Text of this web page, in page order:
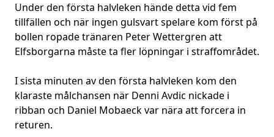
Under den första halvleken hände detta vid fem
tillfällen och när ingen gulsvart spelare kom först på
bollen ropade tränaren Peter Wettergren att
Elfsborgarna måste ta fler löpningar i straffområdet.
I sista minuten av den första halvleken kom den
klaraste målchansen när Denni Avdic nickade i
ribban och Daniel Mobaeck var nära att forcera in
returen.